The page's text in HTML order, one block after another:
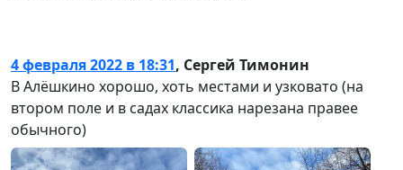
4 февраля 2022 в 18:31, Сергей Тимонин
В Алёшкино хорошо, хоть местами и узковато (на
втором поле и в садах классика нарезана правее
обычного)